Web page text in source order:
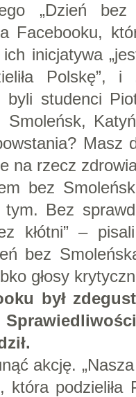
„Dzień bez
Facebooku,
inicjatywa
Polskę”, i
byli studenci
Smoleńsk,
na rzecz
bez
Bez
kłótni” –
bez
głosy
był
akcję.
która